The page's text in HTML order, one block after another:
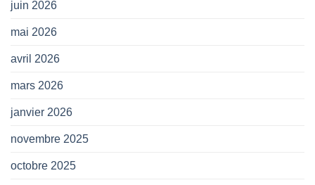
juin 2026
mai 2026
avril 2026
mars 2026
janvier 2026
novembre 2025
octobre 2025